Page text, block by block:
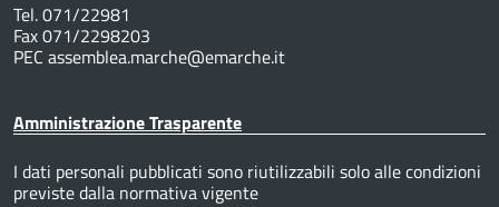
Tel. 071/22981
Fax 071/2298203
PEC assemblea.marche@emarche.it
Amministrazione Trasparente
I dati personali pubblicati sono riutilizzabili solo alle condizioni
previste dalla normativa vigente